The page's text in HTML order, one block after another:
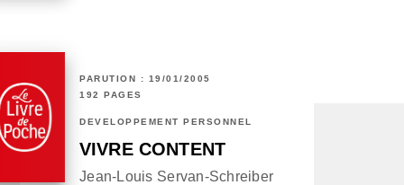
PARUTION : 19/01/2005
192 PAGES
DÉVELOPPEMENT PERSONNEL
VIVRE CONTENT
Jean-Louis Servan-Schreiber